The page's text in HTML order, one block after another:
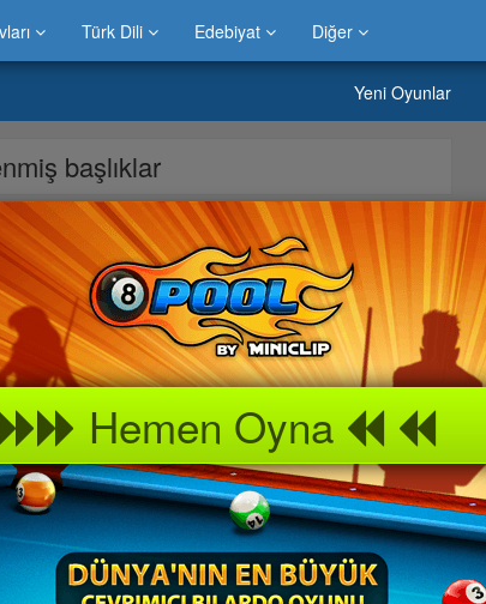
Türk Dili Edebiyat Diğer
Yeni Oyunlar
başlıklar
Kurtarma Harekatı oyunu sitemizde bulabilirsiniz.Evinizde
ile bu » Kurtarma Harekatı oyununu keyif alarak
peki » Kurtarma Harekatı kız çocukları, erkek çocukları
biri olma özelliğini korumaktadır.Bilgicik oyun portalında
Hemen Oyna